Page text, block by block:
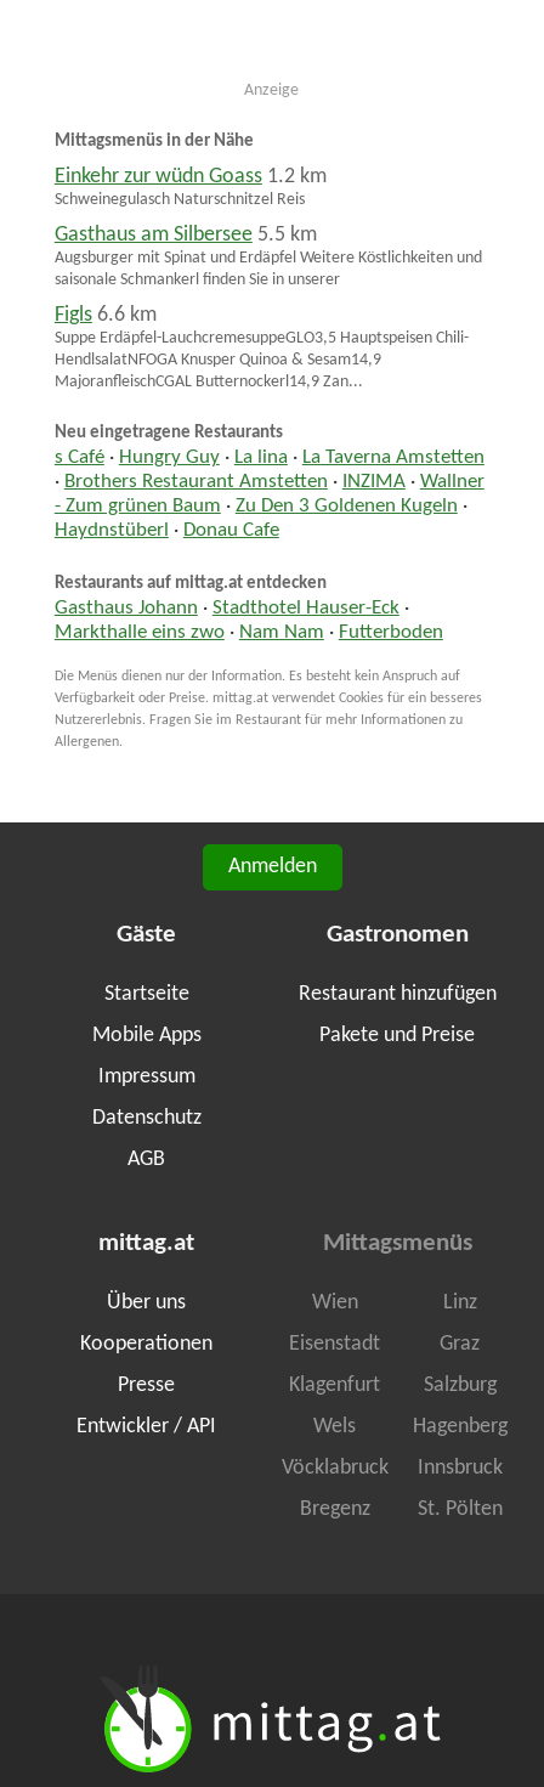
Anzeige
Mittagsmenüs in der Nähe
Einkehr zur wüdn Goass 1.2 km
Schweinegulasch Naturschnitzel Reis
Gasthaus am Silbersee 5.5 km
Augsburger mit Spinat und Erdäpfel Weitere Köstlichkeiten und
saisonale Schmankerl finden Sie in unserer
Figls 6.6 km
Suppe Erdäpfel-LauchcremesuppeGLO3,5 Hauptspeisen Chili-
HendlsalatNFOGA Knusper Quinoa & Sesam14,9
MajoranfleischCGAL Butternockerl14,9 Zan...
Neu eingetragene Restaurants
s Café· Hungry Guy· La lina · La Taverna Amstetten
· Brothers Restaurant Amstetten · INZIMA· Wallner
- Zum grünen Baum · Zu Den 3 Goldenen Kugeln ·
Haydnstüberl · Donau Cafe
Restaurants auf mittag.at entdecken
Gasthaus Johann · Stadthotel Hauser-Eck·
Markthalle eins zwo· Nam Nam · Futterboden
Die Menüs dienen nur der Information. Es besteht kein Anspruch auf
Verfügbarkeit oder Preise. mittag.at verwendet Cookies für ein besseres
Nutzererlebnis. Fragen Sie im Restaurant für mehr Informationen zu
Allergenen.
Anmelden
Gäste
Startseite
Mobile Apps
Impressum
Datenschutz
AGB
Gastronomen
Restaurant hinzufügen
Pakete und Preise
mittag.at
Über uns
Kooperationen
Presse
Entwickler / API
Mittagsmenüs
Wien
Linz
Eisenstadt
Graz
Klagenfurt
Salzburg
Wels
Hagenberg
Vöcklabruck
Innsbruck
Bregenz
St. Pölten